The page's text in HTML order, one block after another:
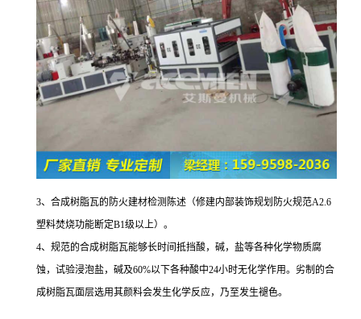
3、合成树脂瓦的防火建材检测陈述（修建内部装饰规划防火规范A2.6
塑料焚烧功能断定B1级以上）。
4、规范的合成树脂瓦能够长时间抵挡酸，碱，盐等各种化学物质腐
蚀，试验浸泡盐，碱及60%以下各种酸中24小时无化学作用。劣制的合
成树脂瓦面层选用其颜料会发生化学反应，乃至发生褪色。